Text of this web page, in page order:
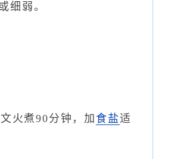
细弱。
火煮90分钟，加 食盐适